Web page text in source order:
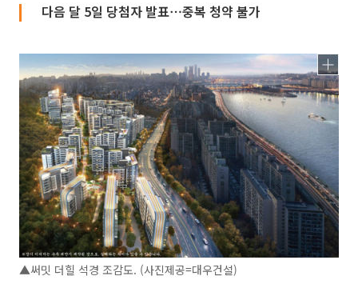
다음 달 5일 당첨자 발표⋯중복 청약 불가
▲써밋 더힐 석경 조감도. (사진제공=대우건설)